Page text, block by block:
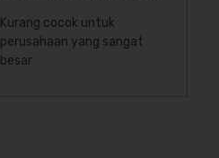
Kurang cocok untuk
perusahaan yang sangat
besar